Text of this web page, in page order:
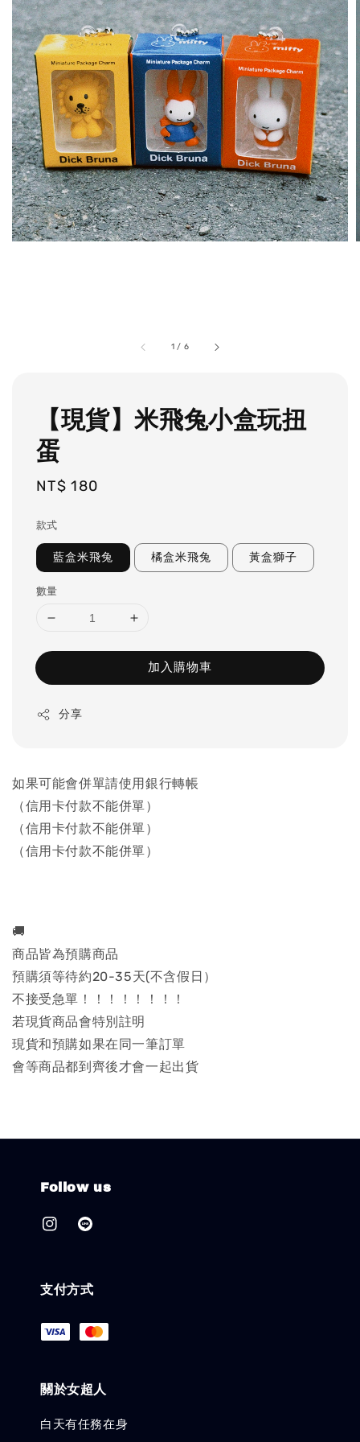
1 / 6
【現貨】米飛兔小盒玩扭
蛋
Regular
NT$ 180
款式
藍盒米飛兔 橘盒米飛兔 黃盒獅子
數量
加入購物車
分享
如果可能會併單請使用銀行轉帳
（信用卡付款不能併單）
（信用卡付款不能併單）
（信用卡付款不能併單）
🚚
商品皆為預購商品
預購須等待約20-35天(不含假日）
不接受急單！！！！！！！！
若現貨商品會特別註明
現貨和預購如果在同一筆訂單
會等商品都到齊後才會一起出貨
Follow us
支付方式
關於女超人
白天有任務在身